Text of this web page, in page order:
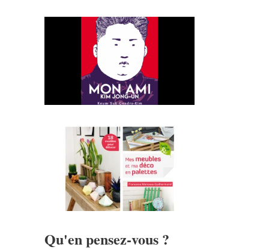
Qu'en pensez-vous ?